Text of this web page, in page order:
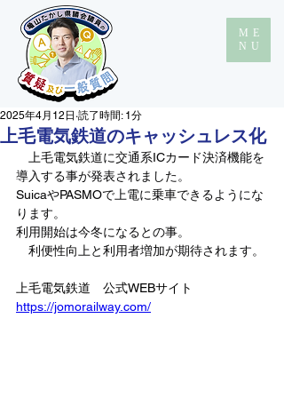
ME
NU
上毛電気鉄道のキャッシュレス化
2025年4月12日 読了時間: 1分
上毛電気鉄道に交通系ICカード決済機能を
導入する事が発表されました。
SuicaやPASMOで上電に乗車できるようにな
ります。
利用開始は今冬になるとの事。
利便性向上と利用者増加が期待されます。
上毛電気鉄道　公式WEBサイト
https://jomorailway.com/